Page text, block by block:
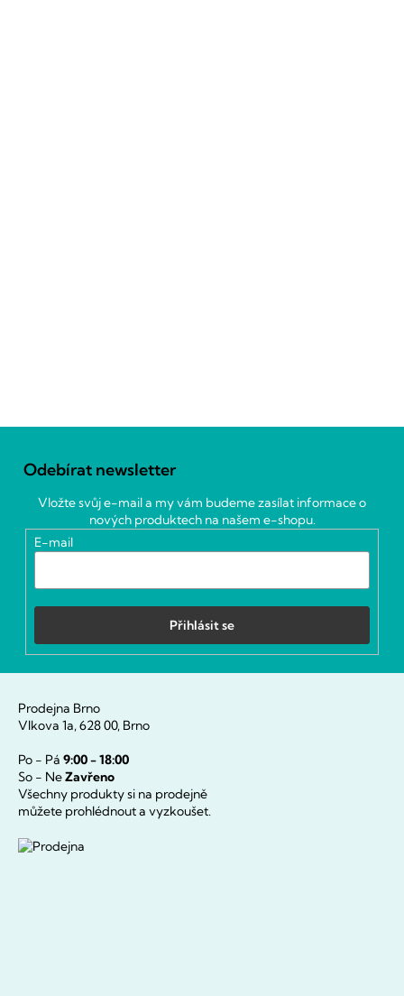
Odebírat newsletter
Vložte svůj e-mail a my vám budeme zasílat informace o
nových produktech na našem e-shopu.
E-mail
Přihlásit se
Prodejna Brno
Vlkova 1a, 628 00, Brno
Po - Pá 9:00 - 18:00
So - NeZavřeno
Všechny produkty si na prodejně
můžete prohlédnout a vyzkoušet.